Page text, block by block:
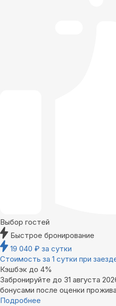
Выбор гостей
Быстрое бронирование
19 040 ₽ за сутки
Стоимость за 1 сутки при
Кэшбэк до 4%
Забронируйте до 31 августа
бонусами после оценки
Подробнее